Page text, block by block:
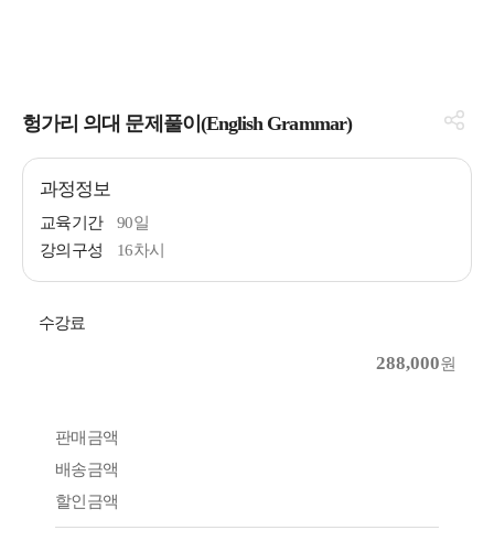
헝가리 의대 문제풀이(English Grammar)
과정정보
교육기간
90일
강의구성
16차시
수강료
288,000원
판매금액
배송금액
할인금액